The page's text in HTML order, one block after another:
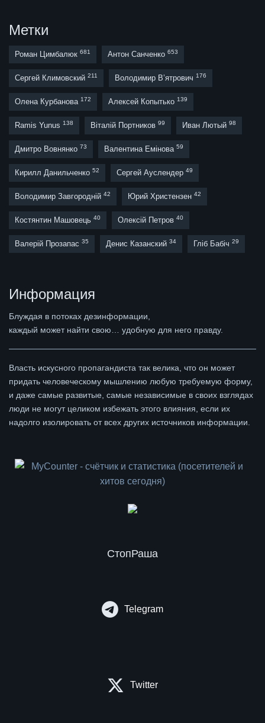
Метки
Роман Цимбалюк 681 Антон Санченко 653
Сергей Климовский 211 Володимир В’ятрович 176
Олена Курбанова 172 Алексей Копытько 139
Ramis Yunus 138 Віталій Портников 99 Иван Лютый 98
Дмитро Вовнянко 73 Валентина Емінова 59
Кирилл Данильченко 52 Сергей Ауслендер 49
Володимир Завгородній 42 Юрий Христензен 42
Костянтин Машовець 40 Олексій Петров 40
Валерій Прозапас 35 Денис Казанский 34 Гліб Бабіч 29
Информация
Блуждая в потоках дезинформации,
каждый может найти свою… удобную для него правду.
Власть искусного пропагандиста так велика, что он может
придать человеческому мышлению любую требуемую форму,
и даже самые развитые, самые независимые в своих взглядах
люди не могут целиком избежать этого влияния, если их
надолго изолировать от всех других источников информации.
СтопРаша
Telegram
Twitter